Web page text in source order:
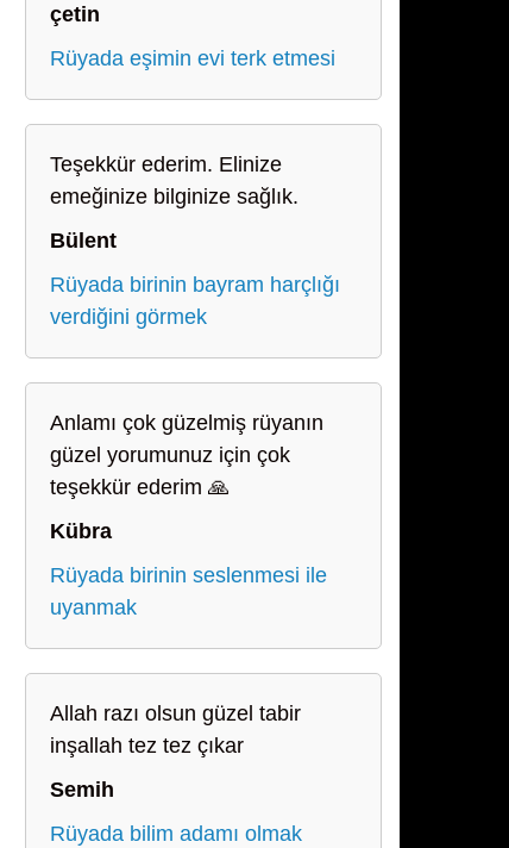
çetin
Rüyada eşimin evi terk etmesi
Teşekkür ederim. Elinize
emeğinize bilginize sağlık.
Bülent
Rüyada birinin bayram harçlığı
verdiğini görmek
Anlamı çok güzelmiş rüyanın
güzel yorumunuz için çok
teşekkür ederim 🙏
Kübra
Rüyada birinin seslenmesi ile
uyanmak
Allah razı olsun güzel tabir
inşallah tez tez çıkar
Semih
Rüyada bilim adamı olmak